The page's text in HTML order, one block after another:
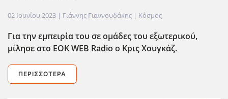
02 Ιουνίου 2023 | Γιάννης Γιαννουδάκης | Κόσμος
Για την εμπειρία του σε ομάδες του εξωτερικού,
μίλησε στο EOKWEB Radio ο Κρις Χουγκάζ.
ΠΕΡΙΣΣΌΤΕΡΑ